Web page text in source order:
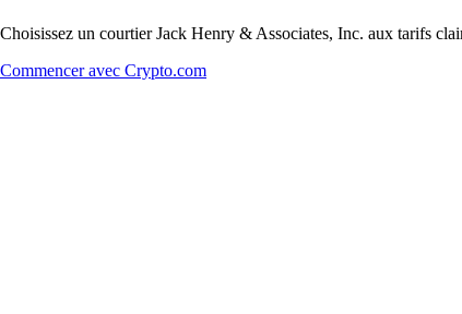
Choisissez un courtier Jack Henry & Associates, Inc. aux tarifs
Commencer avec Crypto.com